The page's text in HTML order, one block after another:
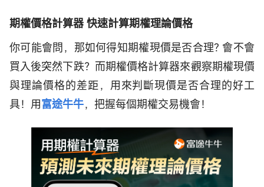
期權價格計算器 快速計算期權理論價格
你可能會問，那如何得知期權現價是否合理? 會不會
買入後突然下跌？而期權價格計算器來觀察期權現價
與理論價格的差距，用來判斷現價是否合理的好工
具！用富途牛牛，把握每個期權交易機會！